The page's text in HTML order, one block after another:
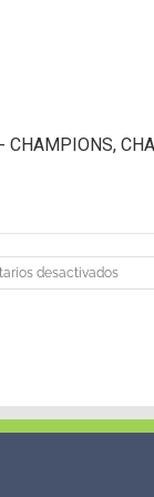
CHAMPIONS,
desactivadosen
14